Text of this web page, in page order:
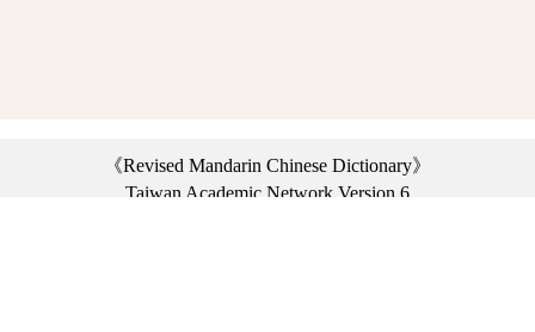
《Revised Mandarin Chinese Dictionary》
Taiwan Academic Network Version 6